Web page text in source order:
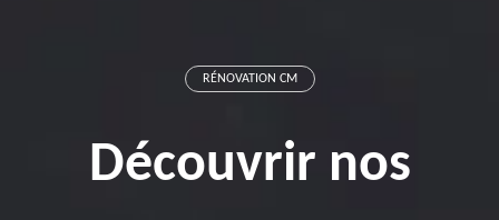
RÉNOVATION CM
Découvrir nos